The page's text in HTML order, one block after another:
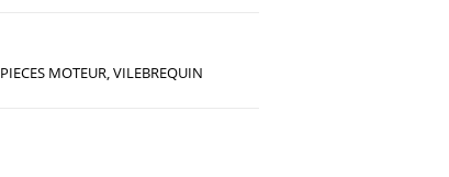
PIECES MOTEUR,VILEBREQUIN